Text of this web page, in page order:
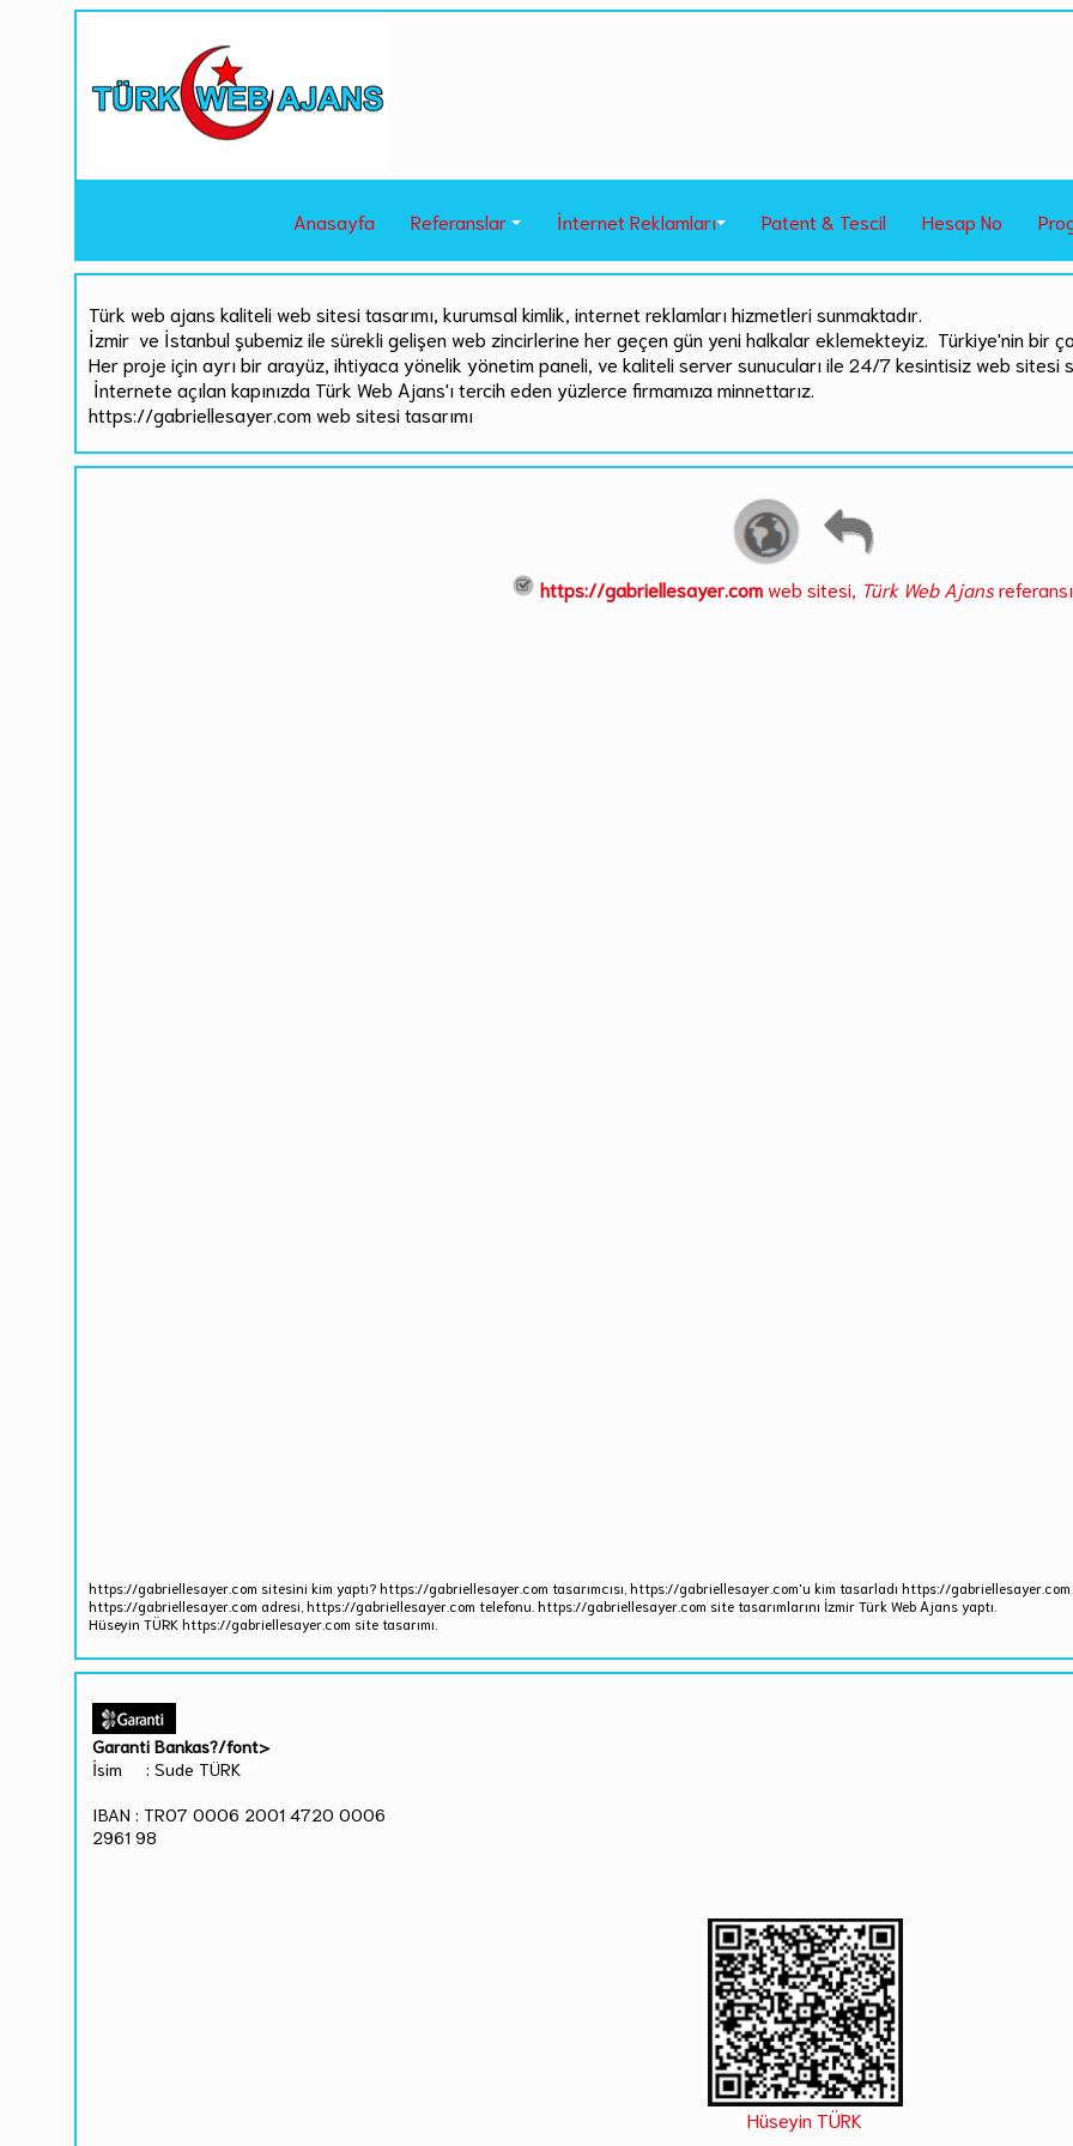
Anasayfa Referanslar İnternet Reklamları Patent & Tescil Hesap No
Türk web ajans kaliteli web sitesi tasarımı, kurumsal kimlik, internet reklamları hizmetleri sunmaktadır.
İzmir ve İstanbul şubemiz ile sürekli gelişen web zincirlerine her geçen gün yeni halkalar eklemekteyiz. Türkiye'nin bir
Her proje için ayrı bir arayüz, ihtiyaca yönelik yönetim paneli, ve kaliteli server sunucuları ile 24/7 kesintisiz web sitesi
İnternete açılan kapınızda Türk Web Ajans'ı tercih eden yüzlerce firmamıza minnettarız.
https://gabriellesayer.com web sitesi tasarımı
https://gabriellesayer.comweb sitesi, Türk Web Ajans
https://gabriellesayer.com sitesini kim yaptı? https://gabriellesayer.com tasarımcısı, https://gabriellesayer.com'u kim tasarladı https://
https://gabriellesayer.com adresi, https://gabriellesayer.com telefonu. https://gabriellesayer.com site tasarımlarını İzmir Türk Web Ajans yaptı.
Hüseyin TÜRK https://gabriellesayer.com site tasarımı.
Garanti Bankas?/font>
İsim : Sude TÜRK
IBAN : TR07 0006 2001 4720 0006
2961 98
Hüseyin TÜRK